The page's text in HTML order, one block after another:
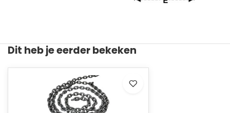
Dit heb je eerder bekeken